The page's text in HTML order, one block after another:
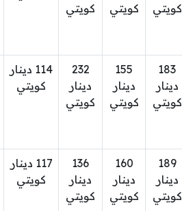
كويتي
كويتي
كويتي
183
دينار
كويتي
155
دينار
كويتي
232
دينار
كويتي
114 دينار
كويتي
189
دينار
كويتي
160
دينار
كويتي
136
دينار
كويتي
117 دينار
كويتي